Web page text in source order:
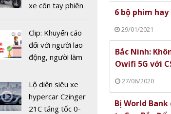
2020: Doanh
nghiệp kỳ vọng
xe côn tay phiên
Clip: Khuyến cáo
đối với người lao
động, người làm
hàng tại khu dịch
vụ trong dịch
Covid-19
Lộ diện siêu xe
hypercar Czinger
21C tăng tốc 0-
6 bộ phim
29/01/2021
Bắc Ninh:
Owifi 5G với
27/06/2020
Bị World